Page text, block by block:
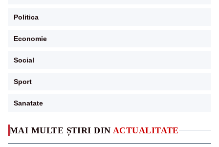
MAI MULTE ȘTIRI DIN ACTUALITATE
Politica
Economie
Social
Sport
Sanatate